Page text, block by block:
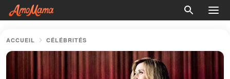
ACCUEIL CÉLÉBRITÉS